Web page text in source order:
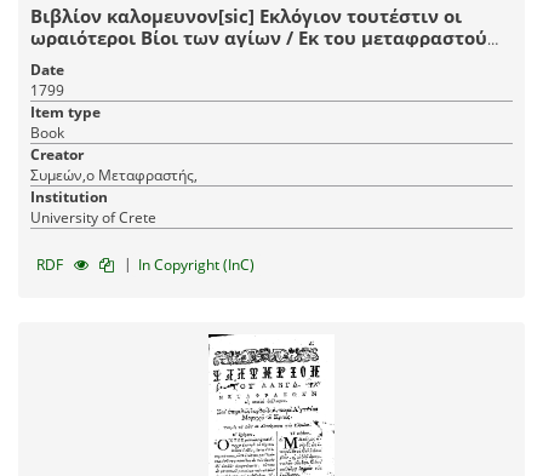
Βιβλίον καλομευνον[sic] Εκλόγιον τουτέστιν οι
ωραιότεροι Βίοι των αγίων / Εκ του μεταφραστού
Συμεώνος, εκλελεγμένοι, και εις κοινήν
μεταφρασθέντες διάλεκτον, παρά Αγαπίου μοναχού
του Κρητός.
Date
1799
Item type
Book
Creator
Συμεών,ο Μεταφραστής,
Institution
University of Crete
RDF | In Copyright (InC)